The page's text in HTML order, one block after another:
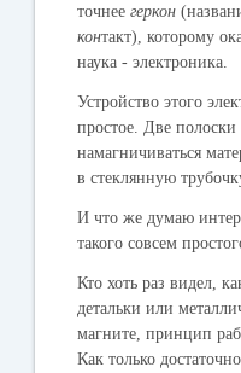
точнеегеркон
контакт), которому
наука - электроника.
Устройство этого
простое. Две
намагничиваться
в стеклянную
И что же думаю
такого совсем
Кто хоть раз видел,
детальки или
магните, принцип
Как только